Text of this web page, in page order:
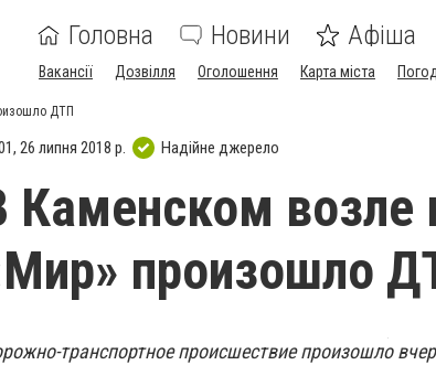
Головна Новини Афіша
Вакансії Дозвілля Оголошення Карта міста
ДТП
26 липня 2018 р. Надійне джерело
Каменском возле
произошло
транспортное происшествие произошло